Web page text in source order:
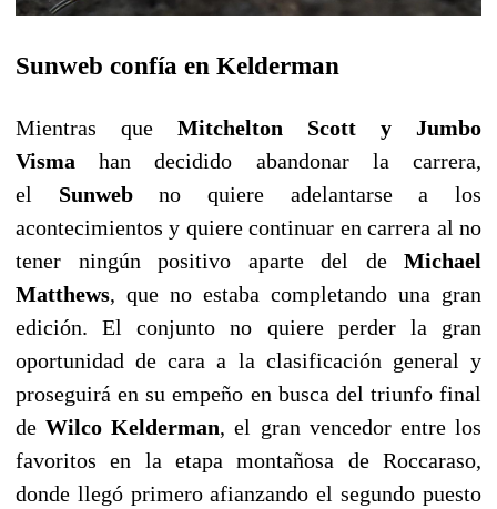
Sunweb confía en Kelderman
Mientras que Mitchelton Scott y Jumbo
Visma han decidido abandonar la carrera,
el Sunwebno quiere adelantarse a los
acontecimientos y quiere continuar en carrera al no
tener ningún positivo aparte del de Michael
Matthews, que no estaba completando una gran
edición. El conjunto no quiere perder la gran
oportunidad de cara a la clasificación general y
proseguirá en su empeño en busca del triunfo final
deWilco Kelderman, el gran vencedor entre los
favoritos en la etapa montañosa de Roccaraso,
donde llegó primero afianzando el segundo puesto